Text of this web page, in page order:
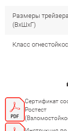
Размеры
(ВхШхГ)
Класс
Сертификат
Ростест